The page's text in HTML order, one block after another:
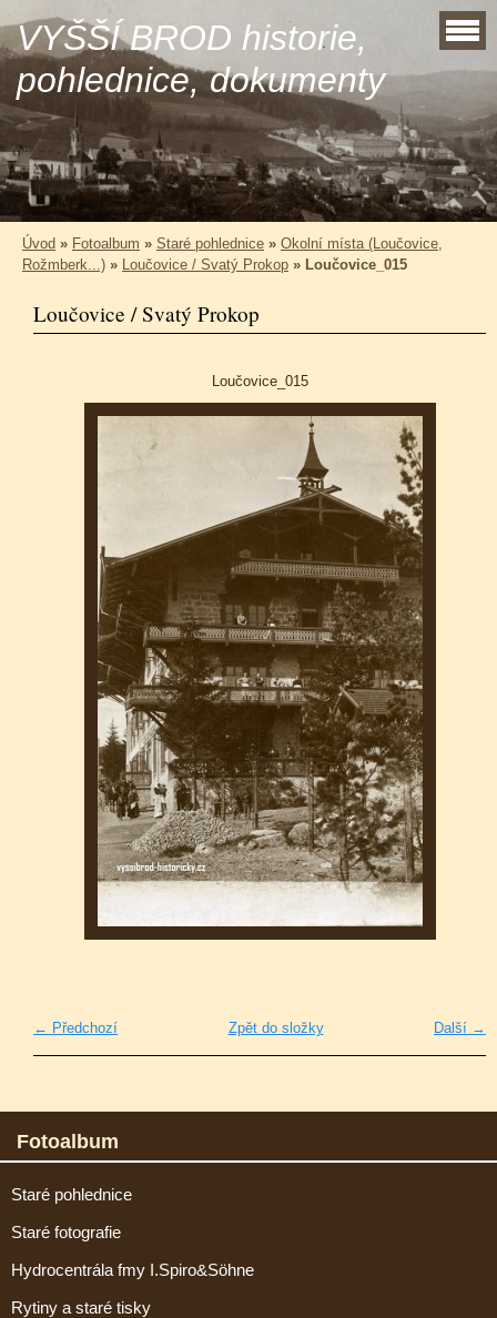
VYŠŠÍ BROD historie,
pohlednice, dokumenty
Úvod » Fotoalbum » Staré pohlednice » Okolní místa (Loučovice,
Rožmberk...) » Loučovice / Svatý Prokop » Loučovice_015
Loučovice / Svatý Prokop
Loučovice_015
← Předchozí Další →
Zpět do složky
Fotoalbum
Staré pohlednice
Staré fotografie
Hydrocentrála fmy I.Spiro&Söhne
Rytiny a staré tisky